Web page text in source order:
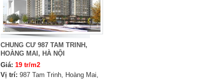
CHUNG CƯ 987 TAM TRINH,
HOÀNG MAI, HÀ NỘI
Giá: 19 tr/m2
Vị trí: 987 Tam Trinh, Hoàng Mai,